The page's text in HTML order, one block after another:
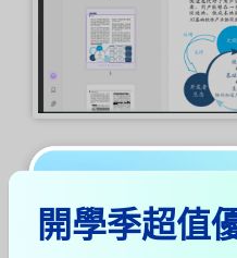
壓平註解和表單
如果您選擇此選項，則
開學季超值